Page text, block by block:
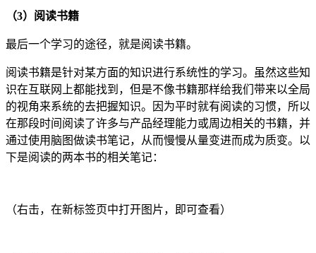
（3）阅读书籍
最后一个学习的途径，就是阅读书籍。
阅读书籍是针对某方面的知识进行系统性的学习。虽然这些知
识在互联网上都能找到，但是不像书籍那样给我们带来以全局
的视角来系统的去把握知识。因为平时就有阅读的习惯，所以
在那段时间阅读了许多与产品经理能力或周边相关的书籍，并
通过使用脑图做读书笔记，从而慢慢从量变进而成为质变。以
下是阅读的两本书的相关笔记：
（右击，在新标签页中打开图片，即可查看）